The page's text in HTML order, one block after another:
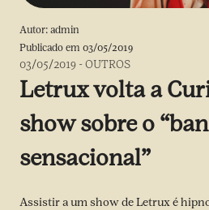
Autor: admin
Publicado em 03/05/2019
03/05/2019 -OUTROS
Letrux volta a
show sobre o
sensacional”
Assistir a um show de Letrux é